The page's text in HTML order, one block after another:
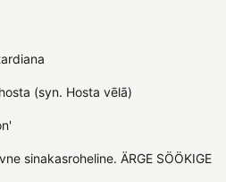
(syn. Hosta vēlā)
sinakasroheline. ÄRGE SÖÖKIGE